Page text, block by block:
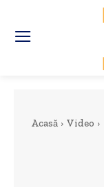
Acasă Video